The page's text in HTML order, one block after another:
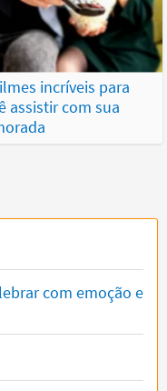
incríveis para
assistir com sua
com emoção e